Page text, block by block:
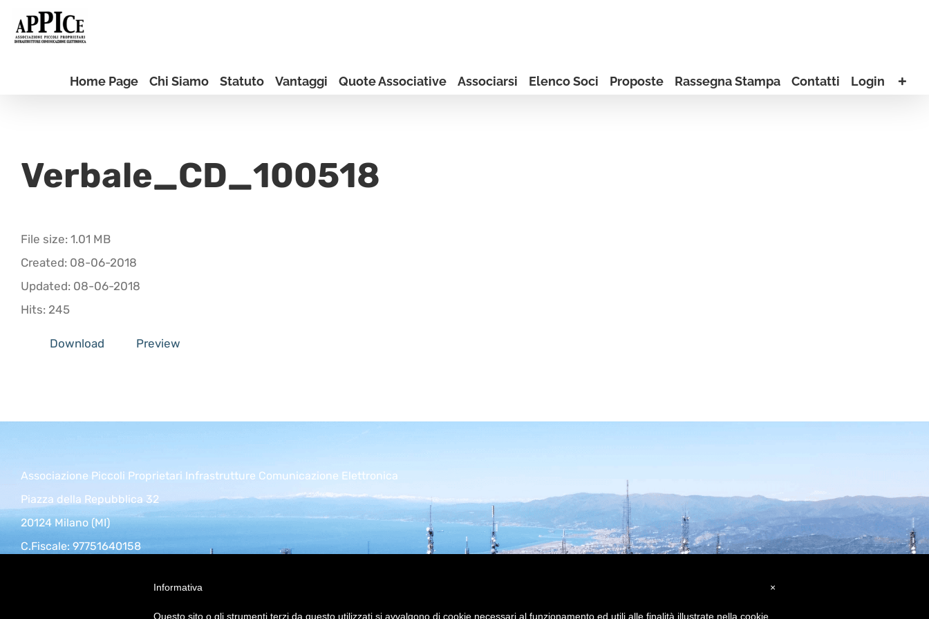
Home Page Chi Siamo Statuto Vantaggi Quote Associative Associarsi Elenco Soci Proposte Rassegna Stampa Contatti Login
Verbale_CD_100518
File size: 1.01 MB
Created: 08-06-2018
Updated: 08-06-2018
Hits: 245
Download Preview
Associazione Piccoli Proprietari Infrastrutture Comunicazione Elettronica
Piazza della Repubblica 32
20124 Milano (MI)
C.Fiscale: 97751640158
×
Informativa
Questo sito o gli strumenti terzi da questo utilizzati si avvalgono di cookie necessari al funzionamento ed utili alle finalità illustrate nella cookie